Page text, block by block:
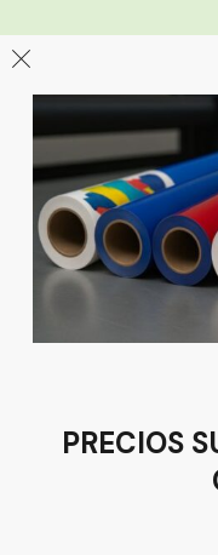
León
Sucursal
Av del Astillero 129
Guanajuato
Tel:(477) 776 8994
Términos y
PRECIOS